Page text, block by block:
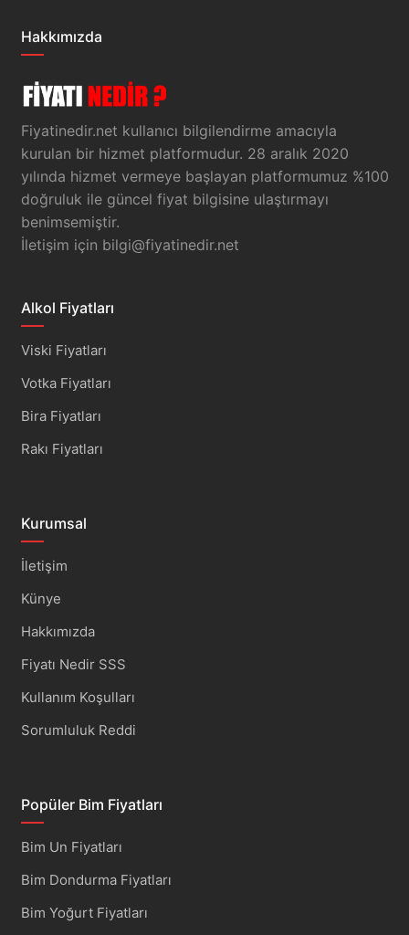
Hakkımızda
Fiyatinedir.net kullanıcı bilgilendirme amacıyla
kurulan bir hizmet platformudur. 28 aralık 2020
yılında hizmet vermeye başlayan platformumuz %100
doğruluk ile güncel fiyat bilgisine ulaştırmayı
benimsemiştir.
İletişim için bilgi@fiyatinedir.net
Alkol Fiyatları
Viski Fiyatları
Votka Fiyatları
Bira Fiyatları
Rakı Fiyatları
Kurumsal
İletişim
Künye
Hakkımızda
Fiyatı Nedir SSS
Kullanım Koşulları
Sorumluluk Reddi
Popüler Bim Fiyatları
Bim Un Fiyatları
Bim Dondurma Fiyatları
Bim Yoğurt Fiyatları